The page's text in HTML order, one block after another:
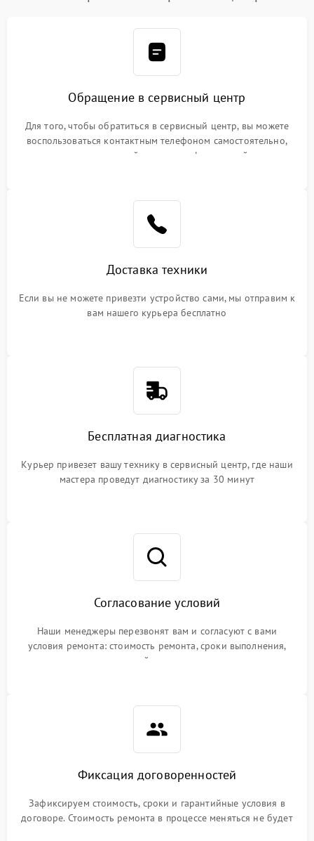
Обращение в сервисный центр
Для того, чтобы обратиться в сервисный центр, вы можете
воспользоваться контактным телефоном самостоятельно,
или оставить свой номер телефона на сайте
Доставка техники
Если вы не можете привезти устройство сами, мы отправим к
вам нашего курьера бесплатно
Бесплатная диагностика
Курьер привезет вашу технику в сервисный центр, где наши
мастера проведут диагностику за 30 минут
Согласование условий
Наши менеджеры перезвонят вам и согласуют с вами
условия ремонта: стоимость ремонта, сроки выполнения,
гарантийные условия
Фиксация договоренностей
Зафиксируем стоимость, сроки и гарантийные условия в
договоре. Стоимость ремонта в процессе меняться не будет